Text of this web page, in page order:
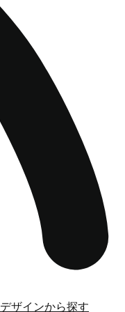
デザインから探す